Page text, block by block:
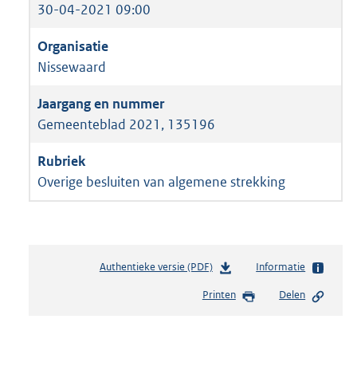
30-04-2021 09:00
Nissewaard
Gemeenteblad 2021, 135196
Overige besluiten van algemene strekking
Authentieke versie (PDF)b
s
Informatie
Printen Delen